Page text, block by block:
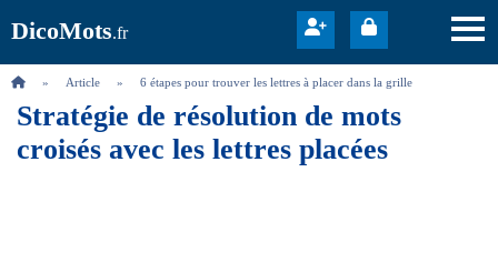
DicoMots.fr
Article 6 étapes pour trouver les lettres à placer dans la grille
Stratégie de résolution de mots
croisés avec les lettres placées